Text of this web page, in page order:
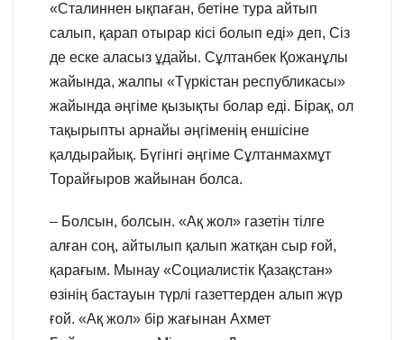
«Сталиннен ықпаған, бетіне тура айтып
салып, қарап отырар кісі болып еді» деп, Сіз
де еске аласыз ұдайы. Сұлтанбек Қожанұлы
жайында, жалпы «Түркістан республикасы»
жайында әңгіме қызықты болар еді. Бірақ, ол
тақырыпты арнайы әңгіменің еншісіне
қалдырайық. Бүгінгі әңгіме Сұлтанмахмұт
Торайғыров жайынан болса.
– Болсын, болсын. «Ақ жол» газетін тілге
алған соң, айтылып қалып жатқан сыр ғой,
қарағым. Мынау «Социалистік Қазақстан»
өзінің бастауын түрлі газеттерден алып жүр
ғой. «Ақ жол» бір жағынан Ахмет